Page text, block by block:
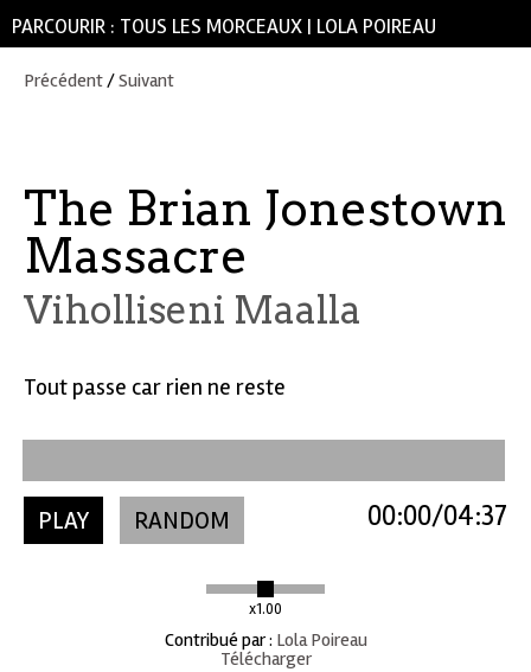
PARCOURIR : TOUS LES MORCEAUX | LOLA POIREAU
Précédent/Suivant
The Brian Jonestown
Massacre
Viholliseni Maalla
Tout passe car rien ne reste
PLAY RANDOM
x1.00
04:37
00:00
Contribué par: Lola Poireau
Télécharger